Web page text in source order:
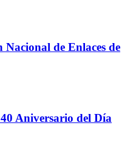
de Enlaces de
Aniversario del Día